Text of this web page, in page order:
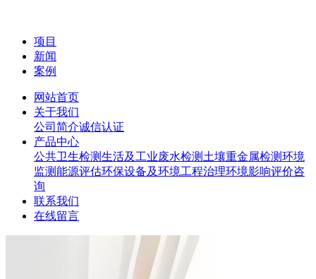
项目
新闻
案例
网站首页
关于我们
公司简介诚信认证
产品中心
公共卫生检测生活及工业废水检测 土壤重金属检测环境
监测能源评估环保设备及环境工程治理环境影响评价咨
询
联系我们
在线留言